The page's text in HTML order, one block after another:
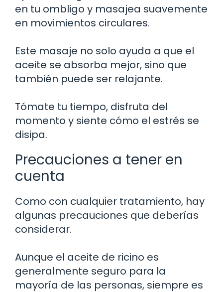
en tu ombligo y masajea suavemente
en movimientos circulares.
Este masaje no solo ayuda a que el
aceite se absorba mejor, sino que
también puede ser relajante.
Tómate tu tiempo, disfruta del
momento y siente cómo el estrés se
disipa.
Precauciones a tener en
cuenta
Como con cualquier tratamiento, hay
algunas precauciones que deberías
considerar.
Aunque el aceite de ricino es
generalmente seguro para la
mayoría de las personas, siempre es